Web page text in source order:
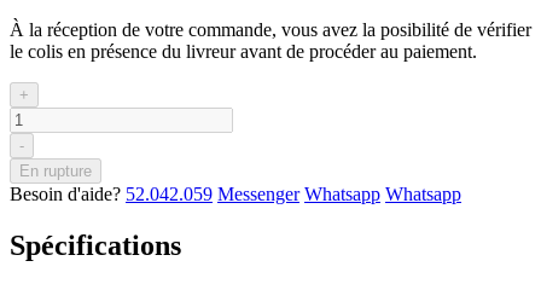
À la réception de votre commande, vous avez la posibilité de vérifier
le colis en présence du livreur avant de procéder au paiement.
+
-
En rupture
Besoin d'aide? 52.042.059 Messenger Whatsapp Whatsapp
Spécifications